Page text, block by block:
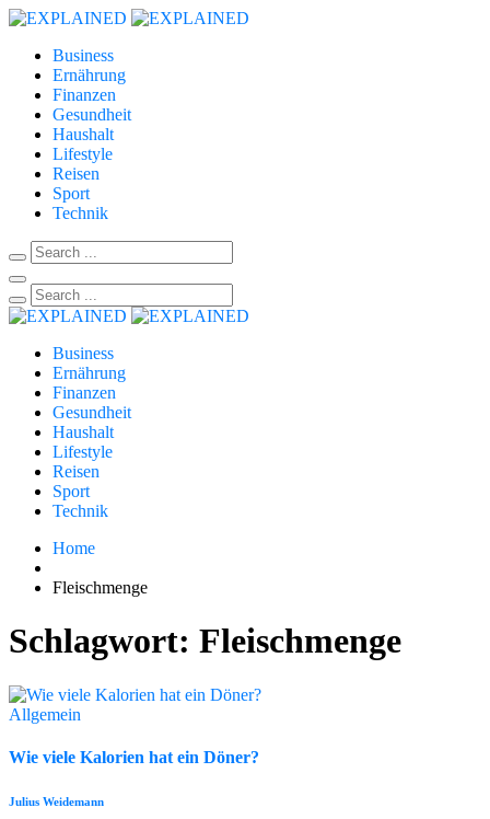
Business
Ernährung
Finanzen
Gesundheit
Haushalt
Lifestyle
Reisen
Sport
Technik
Business
Ernährung
Finanzen
Gesundheit
Haushalt
Lifestyle
Reisen
Sport
Technik
Home
Fleischmenge
Schlagwort: Fleischmenge
Allgemein
Wie viele Kalorien hat ein Döner?
Julius Weidemann